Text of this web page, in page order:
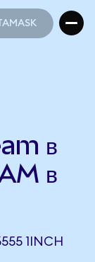
в
в
1INCH